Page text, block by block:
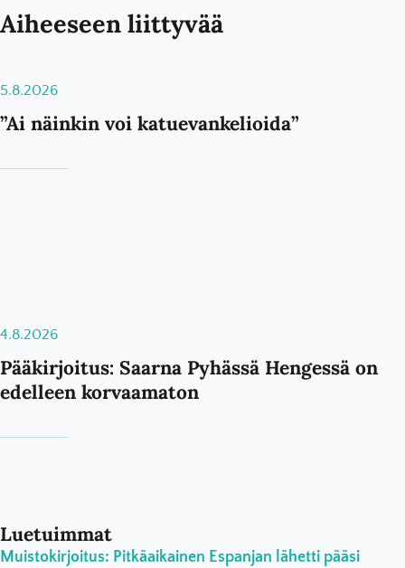
Aiheeseen liittyvää
5.8.2026
”Ai näinkin voi katuevankelioida”
4.8.2026
Pääkirjoitus: Saarna Pyhässä Hengessä on
edelleen korvaamaton
Luetuimmat
Muistokirjoitus: Pitkäaikainen Espanjan lähetti pääsi